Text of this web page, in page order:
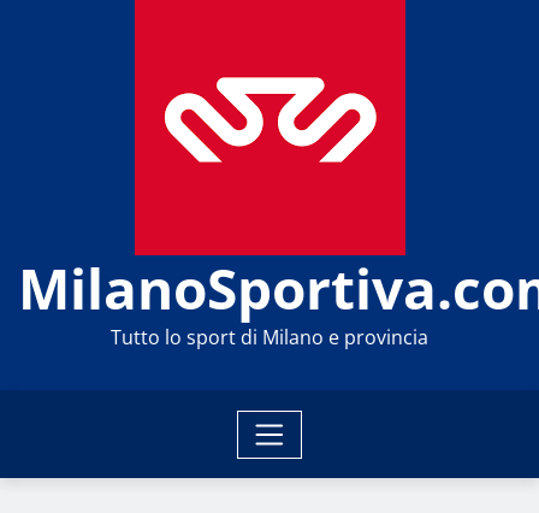
Tutto lo sport di Milano e provincia